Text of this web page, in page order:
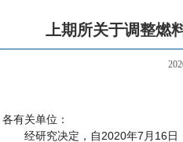
上期所关于调整燃
各有关单位：
经研究决定，自 2020年7 月 16 日